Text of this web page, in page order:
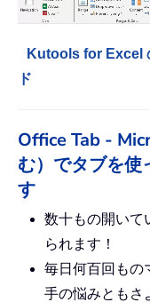
Kutools for Excel
ド
Office Tab -
む）でタブを使
す
数十もの開いて
られます！
毎日何百回もの
手の悩みともさ